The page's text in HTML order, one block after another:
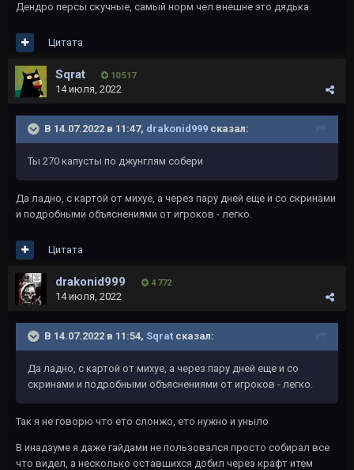
Дендро персы скучные, самый норм чел внешне это дядька.
Цитата
Sqrat 10 517
14 июля, 2022
В 14.07.2022 в 11:47, drakonid999 сказал:
Ты 270 капусты по джунглям собери
Да ладно, с картой от михуе, а через пару дней еще и со скринами
и подробными объяснениями от игроков - легко.
Цитата
drakonid999 4 772
14 июля, 2022
В 14.07.2022 в 11:54, Sqrat сказал:
Да ладно, с картой от михуе, а через пару дней еще и со
скринами и подробными объяснениями от игроков - легко.
Так я не говорю что ето слонжо, ето нужно и уныло
В инадзуме я даже гайдами не пользовался просто собирал все
что видел, а несколько оставшихся добил через крафт итем